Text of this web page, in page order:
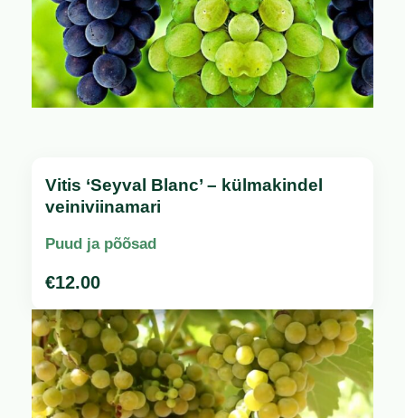
Vitis ‘Seyval Blanc’ – külmakindel
veiniviinamari
Puud ja põõsad
€12.00